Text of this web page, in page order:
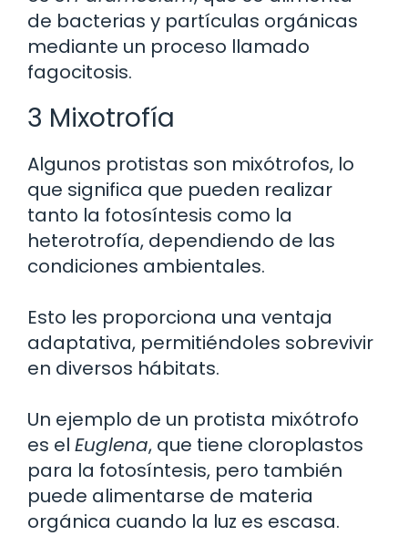
de bacterias y partículas orgánicas
mediante un proceso llamado
fagocitosis.
3 Mixotrofía
Algunos protistas son mixótrofos, lo
que significa que pueden realizar
tanto la fotosíntesis como la
heterotrofía, dependiendo de las
condiciones ambientales.
Esto les proporciona una ventaja
adaptativa, permitiéndoles sobrevivir
en diversos hábitats.
Un ejemplo de un protista mixótrofo
es el Euglena, que tiene cloroplastos
para la fotosíntesis, pero también
puede alimentarse de materia
orgánica cuando la luz es escasa.